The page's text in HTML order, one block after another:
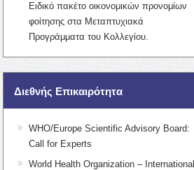
Ειδικό πακέτο οικονομικών προνομίων
φοίτησης στα Μεταπτυχιακά
Προγράμματα του Κολλεγίου.
Διεθνής Επικαιρότητα
WHO/Europe Scientific Advisory Board:
Call for Experts
World Health Organization – International